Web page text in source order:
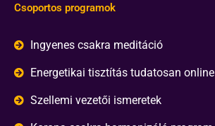
Csoportos programok
Ingyenes csakra meditáció
Energetikai tisztítás tudatosan online
Szellemi vezetői ismeretek